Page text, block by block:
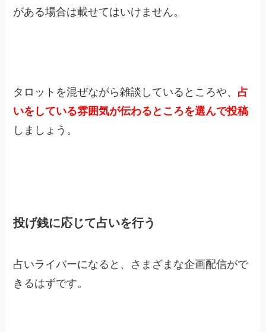
がある場合は載せてはいけません。
タロットを混ぜながら雑談しているところや、 占
いをしている雰囲気が伝わるところを選んで投稿
しましょう。
投げ銭に応じて占いを行う
占いライバーになると、さまざまな企画配信がで
きるはずです。